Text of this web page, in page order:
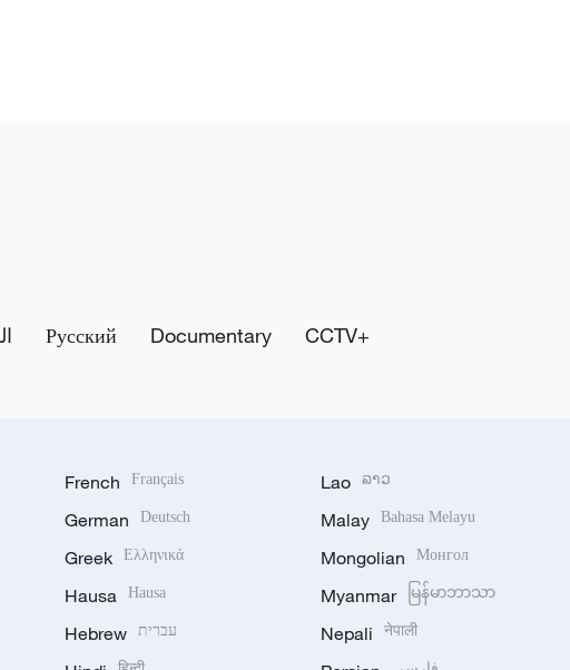
Русский Documentary CCTV+
French Français
German Deutsch
Greek Ελληνικά
Hausa Hausa
Hebrew עברית
Lao ລາວ
Malay Bahasa Melayu
Mongolian Монгол
Myanmar မြန်မာဘာသာ
Nepali नेपाली